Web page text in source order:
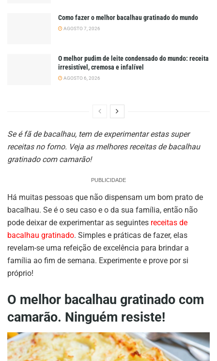
Como fazer o melhor bacalhau gratinado do mundo
AGOSTO 7, 2026
O melhor pudim de leite condensado do mundo: receita
irresistível, cremosa e infalível
AGOSTO 6, 2026
Se é fã de bacalhau, tem de experimentar estas super
receitas no forno. Veja as melhores receitas de bacalhau
gratinado com camarão!
PUBLICIDADE
Há muitas pessoas que não dispensam um bom prato de
bacalhau. Se é o seu caso e o da sua família, então não
pode deixar de experimentar as seguintes receitas de
bacalhau gratinado. Simples e práticas de fazer, elas
revelam-se uma refeição de excelência para brindar a
família ao fim de semana. Experimente e prove por si
próprio!
O melhor bacalhau gratinado com
camarão. Ninguém resiste!